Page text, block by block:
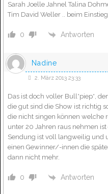
Sarah Joelle Jahnel Talina
Tim David Weller .. beim
0 Antworten
Nadine
2. März 2013 23:33
Das ist doch voller Bull*piep*,
die gut sind die Show ist richtig
die nicht singen können welche
unter 20 Jahren raus nehmen
Sendung ist voll langweilig und
einen Gewinner/-innen die
dann nicht mehr.
0 Antworten